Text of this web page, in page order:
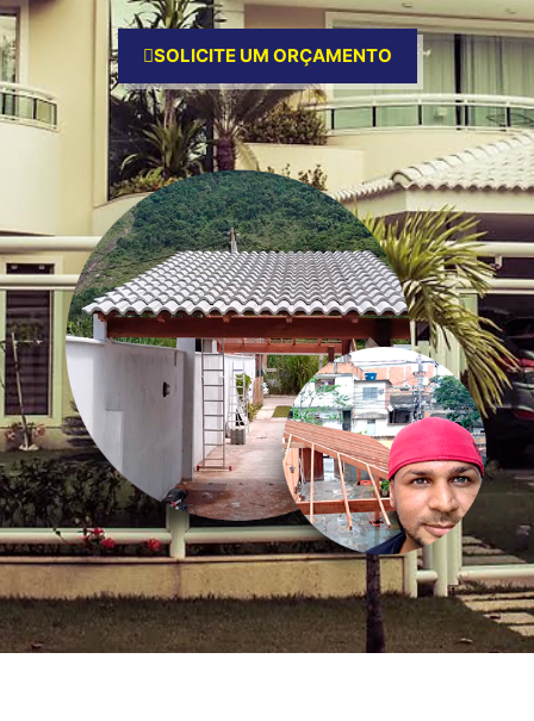
SOLICITE UM ORÇAMENTO